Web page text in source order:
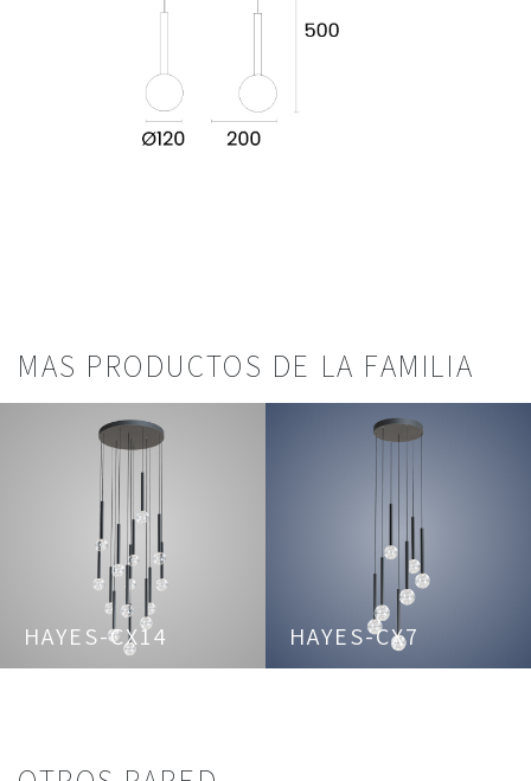
MAS PRODUCTOS DE LA FAMILIA
HAYES-CX14 HAYES-CX7